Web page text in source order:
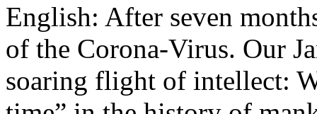
English: After seven
of the Corona-Virus. Our
soaring flight of intellect: